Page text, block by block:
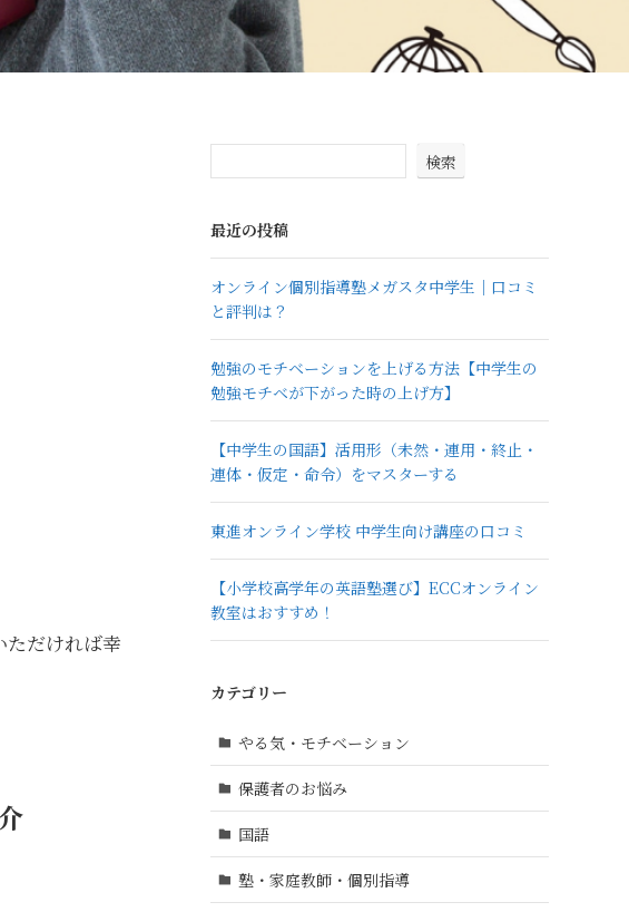
だければ幸
検索
最近の投稿
オンライン個別指導塾メガスタ中学生｜口コミ
と評判は？
勉強のモチベーションを上げる方法【中学生の
勉強モチベが下がった時の上げ方】
【中学生の国語】活用形（未然・連用・終止・
連体・仮定・命令）をマスターする
東進オンライン学校 中学生向け講座の口コミ
【小学校高学年の英語塾選び】ECCオンライン
教室はおすすめ！
カテゴリー
やる気・モチベーション
保護者のお悩み
国語
塾・家庭教師・個別指導